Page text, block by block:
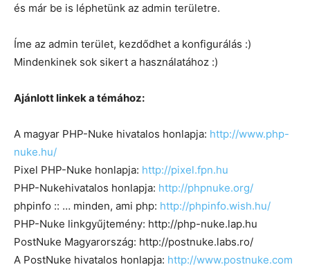
és már be is léphetünk az admin területre.
Íme az admin terület, kezdődhet a konfigurálás :)
Mindenkinek sok sikert a használatához :)
Ajánlott linkek a témához:
A magyar PHP-Nuke hivatalos honlapja: http://www.php-
nuke.hu/
Pixel PHP-Nuke honlapja: http://pixel.fpn.hu
PHP-Nukehivatalos honlapja: http://phpnuke.org/
phpinfo :: … minden, ami php: http://phpinfo.wish.hu/
PHP-Nuke linkgyűjtemény: http://php-nuke.lap.hu
PostNuke Magyarország: http://postnuke.labs.ro/
A PostNuke hivatalos honlapja: http://www.postnuke.com